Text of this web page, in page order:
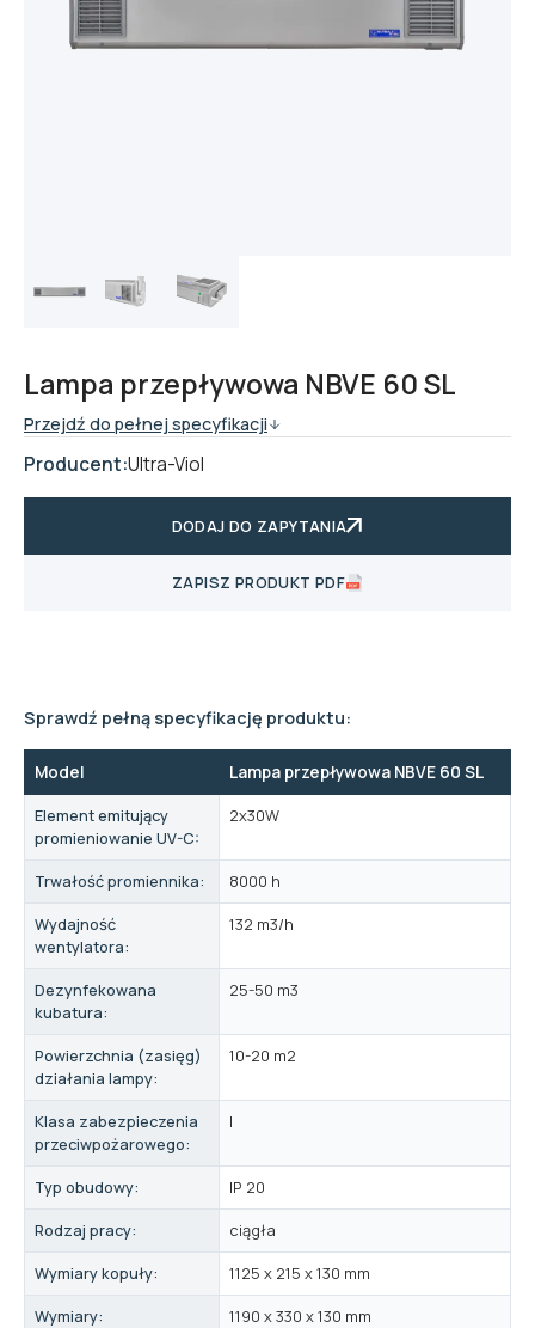
Lampa przepływowa NBVE 60 SL
Przejdź do pełnej specyfikacji
Producent:Ultra-Viol
DODAJ DO ZAPYTANIA
ZAPISZ PRODUKT PDF
Sprawdź pełną specyfikację produktu:
Model
Lampa przepływowa NBVE 60 SL
Element emitujący
promieniowanie UV-C:
2x30W
Trwałość promiennika:
8000 h
Wydajność
wentylatora:
132 m3/h
Dezynfekowana
kubatura:
25-50 m3
Powierzchnia (zasięg)
działania lampy:
10-20 m2
Klasa zabezpieczenia
przeciwpożarowego:
I
Typ obudowy:
IP 20
Rodzaj pracy:
ciągła
Wymiary kopuły:
1125 x 215 x 130 mm
Wymiary:
1190 x 330 x 130 mm